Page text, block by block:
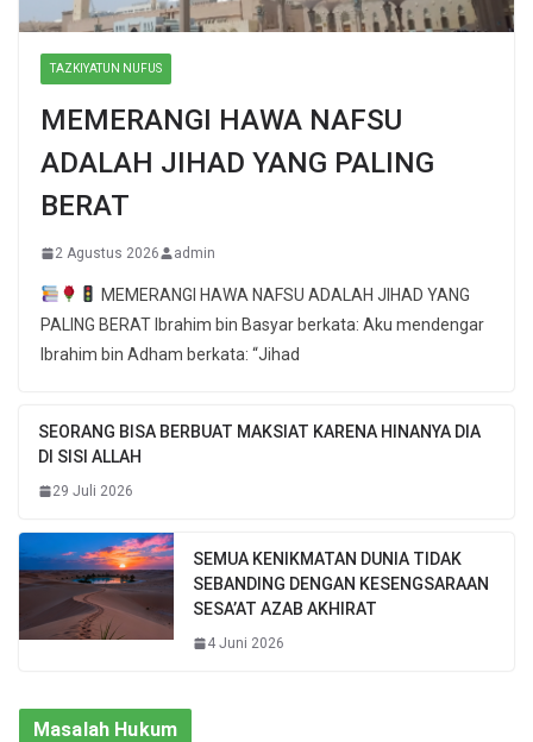
TAZKIYATUN NUFUS
MEMERANGI HAWA NAFSU
ADALAH JIHAD YANG PALING
BERAT
2 Agustus 2026 admin
MEMERANGI HAWA NAFSU ADALAH JIHAD YANG
PALING BERAT Ibrahim bin Basyar berkata: Aku mendengar
Ibrahim bin Adham berkata: “Jihad
SEORANG BISA BERBUAT MAKSIAT KARENA HINANYA DIA
DI SISI ALLAH
29 Juli 2026
SEMUA KENIKMATAN DUNIA TIDAK
SEBANDING DENGAN KESENGSARAAN
SESA’AT AZAB AKHIRAT
4 Juni 2026
Masalah Hukum